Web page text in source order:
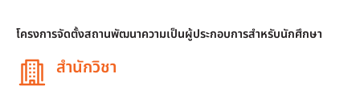
โครงการจัดตั้งสถานพัฒนาความเป็นผู้ประกอบการสำหรับนักศึกษา
สำนักวิชา